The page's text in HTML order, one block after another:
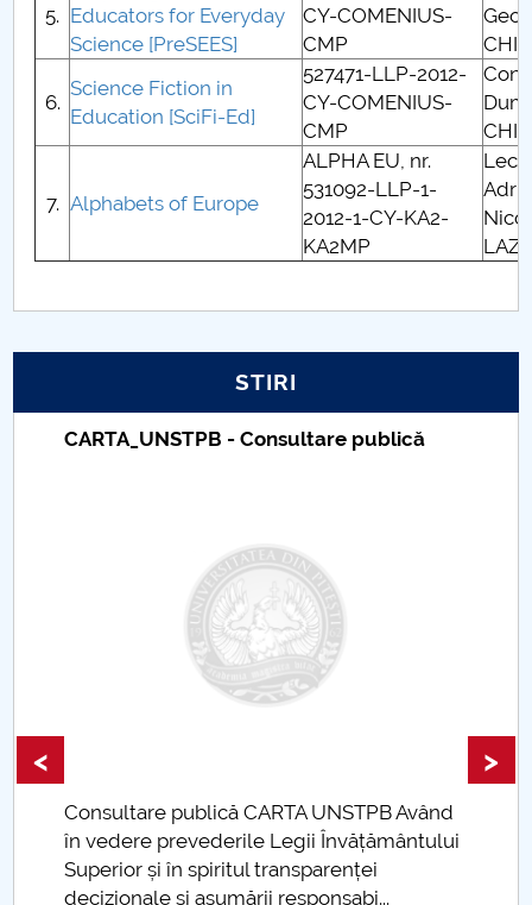
Proiect SU-ETIC
Protecția datelor personale
UNIVERSITATE pentru comunitate
IOSUD/CSUD-Doctorate
Evenimente CUP
privind implementarea Planului Operațional 2020-
Centrul de Consiliere și Orientare în Carieră
Chestionar angajabilitate ALUMNI – UPB
MENIU CANTINA
Proiecte internaționale 2018
Proiecte internaționale 2022
5. Educators for Everyday
Science [PreSEES]
CY-COMENIUS-
CMP
6.
Science Fiction in
Education [SciFi-Ed]
527471-LLP-2012-
CY-COMENIUS-
CMP
7. Alphabets of Europe
ALPHA EU, nr.
531092-LLP-1-
2012-1-CY-KA2-
KA2MP
STIRI
CARTA_UNSTPB - Consultare publică
Consultare publică CARTA UNSTPB Având
în vedere prevederile Legii Învățământului
Superior și în spiritul transparenței
decizionale și asumării responsabi...
< >